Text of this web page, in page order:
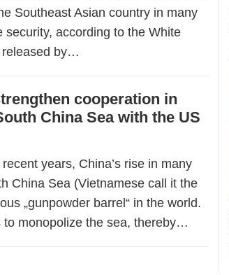
Southeast Asian country in many
security, according to the White
released by…
cooperation in
China Sea with the US
years, China’s rise in many
China Sea (Vietnamese call it the
„gunpowder barrel“ in the world.
to monopolize the sea, thereby…